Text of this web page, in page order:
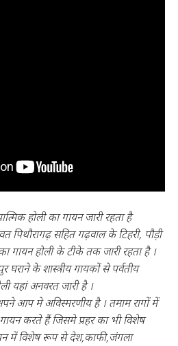
होली का गायन जारी रहता है
पिथौरागढ़ सहित गढ़वाल के टिहरी, पौड़ी
गायन होली के टीके तक जारी रहता है ।
के शास्त्रीय गायकों से पर्वतीय
यहां अनवरत जारी है ।
आप मे अविस्मरणीय है । तमाम रागों में
करते हैं जिसमे प्रहर का भी विशेष
में विशेष रूप से देश,काफी,जंगला